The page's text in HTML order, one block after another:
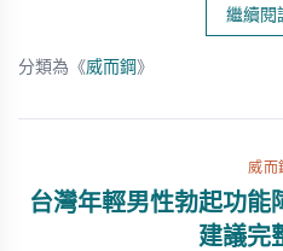
繼續閱
分類為《威而鋼 》
威而
台灣年輕男性勃起功能
建議完